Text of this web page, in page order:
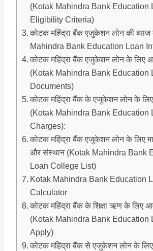
(Kotak Mahindra Bank Education
Eligibility Criteria)
कोटक महिंद्रा बैंक एजुकेशन लोन की
Mahindra Bank Education Loan
कोटक महिंद्रा बैंक एजुकेशन लोन के लिए
(Kotak Mahindra Bank Education
Documents)
कोटक महिंद्रा बैंक के एजुकेशन लोन के
(Kotak Mahindra Bank Education
Charges):
कोटक महिंद्रा बैंक एजुकेशन लोन के लिए
और संस्थान (Kotak Mahindra Bank
Loan College List)
Kotak Mahindra Bank Education
Calculator
कोटक महिंद्रा बैंक के शिक्षा ऋण के लिए
(Kotak Mahindra Bank Education
Apply)
कोटक महिंद्रा बैंक से एजुकेशन लोन के